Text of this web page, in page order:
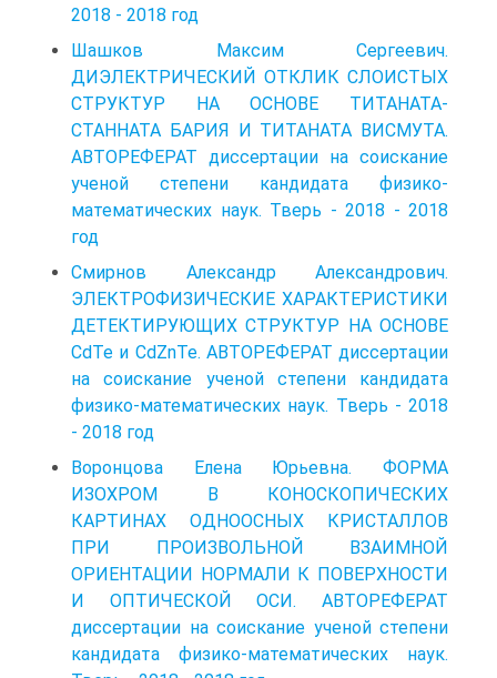
2018 - 2018 год
Шашков Максим Сергеевич.
ДИЭЛЕКТРИЧЕСКИЙ ОТКЛИК СЛОИСТЫХ
СТРУКТУР НА ОСНОВЕ ТИТАНАТА-
СТАННАТА БАРИЯ И ТИТАНАТА ВИСМУТА.
АВТОРЕФЕРАТ диссертации на соискание
ученой степени кандидата физико-
математических наук. Тверь - 2018 - 2018
год
Смирнов Александр Александрович.
ЭЛЕКТРОФИЗИЧЕСКИЕ ХАРАКТЕРИСТИКИ
ДЕТЕКТИРУЮЩИХ СТРУКТУР НА ОСНОВЕ
CdTe и CdZnTe. АВТОРЕФЕРАТ диссертации
на соискание ученой степени кандидата
физико-математических наук. Тверь - 2018
- 2018 год
Воронцова Елена Юрьевна. ФОРМА
ИЗОХРОМ В КОНОСКОПИЧЕСКИХ
КАРТИНАХ ОДНООСНЫХ КРИСТАЛЛОВ
ПРИ ПРОИЗВОЛЬНОЙ ВЗАИМНОЙ
ОРИЕНТАЦИИ НОРМАЛИ К ПОВЕРХНОСТИ
И ОПТИЧЕСКОЙ ОСИ. АВТОРЕФЕРАТ
диссертации на соискание ученой степени
кандидата физико-математических наук.